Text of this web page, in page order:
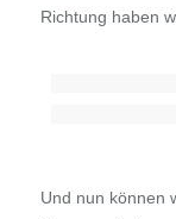
Richtung haben
Und nun können